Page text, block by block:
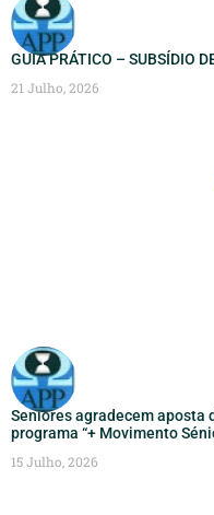
GUIA PRÁTICO – SUBSÍDIO
21 Julho, 2026
Seniores agradecem aposta
programa “+ Movimento
15 Julho, 2026